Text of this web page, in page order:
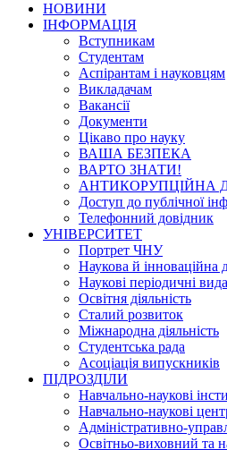
НОВИНИ
ІНФОРМАЦІЯ
Вступникам
Студентам
Аспірантам і науковцям
Викладачам
Вакансії
Документи
Цікаво про науку
ВАША БЕЗПЕКА
ВАРТО ЗНАТИ!
АНТИКОРУПЦІЙНА
Доступ до публічної
Телефонний довідник
УНІВЕРСИТЕТ
Портрет ЧНУ
Наукова й інноваційна
Наукові періодичні
Освітня діяльність
Сталий розвиток
Міжнародна діяльність
Студентська рада
Асоціація випускників
ПІДРОЗДІЛИ
Навчально-наукові
Навчально-наукові
Адміністративно-
Освітньо-виховний та